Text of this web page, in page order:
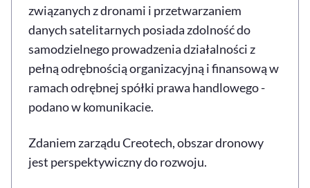
związanych z dronami i przetwarzaniem
danych satelitarnych posiada zdolność do
samodzielnego prowadzenia działalności z
pełną odrębnością organizacyjną i finansową w
ramach odrębnej spółki prawa handlowego -
podano w komunikacie.
Zdaniem zarządu Creotech, obszar dronowy
jest perspektywiczny do rozwoju.